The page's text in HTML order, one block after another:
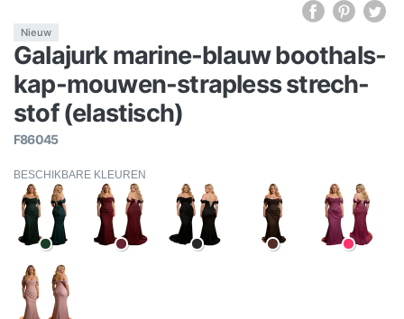
Nieuw
Galajurk marine-blauw boothals-
kap-mouwen-strapless strech-
stof (elastisch)
F86045
BESCHIKBARE KLEUREN